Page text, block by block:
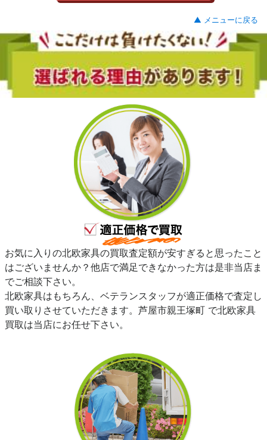
▲ メニューに戻る
お気に入りの北欧家具の買取査定額が安すぎると思ったこと
はございませんか？他店で満足できなかった方は是非当店ま
でご相談下さい。
北欧家具はもちろん、ベテランスタッフが適正価格で査定し
買い取りさせていただきます。芦屋市親王塚町 で北欧家具
買取は当店にお任せ下さい。